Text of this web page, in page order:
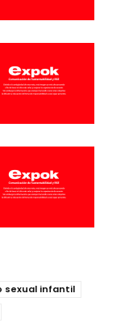
sexual infantil